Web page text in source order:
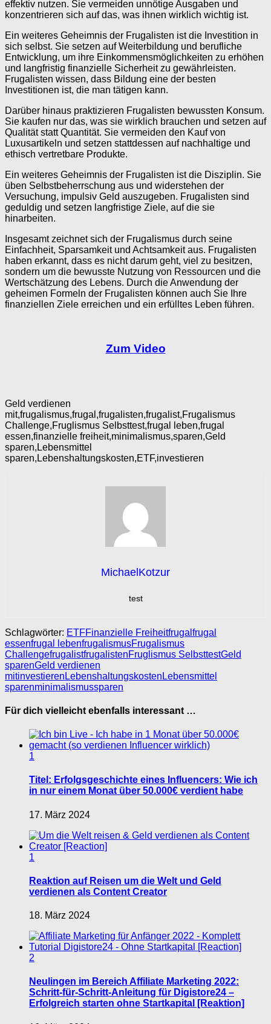
effektiv nutzen. Sie vermeiden unnötige Ausgaben und
konzentrieren sich auf das, was ihnen wirklich wichtig ist.
Ein weiteres Geheimnis der Frugalisten ist die Investition in
sich selbst. Sie setzen auf Weiterbildung und berufliche
Entwicklung, um ihre Einkommensmöglichkeiten zu erhöhen
und langfristig finanzielle Sicherheit zu gewährleisten.
Frugalisten wissen, dass Bildung eine der besten
Investitionen ist, die man tätigen kann.
Darüber hinaus praktizieren Frugalisten bewussten Konsum.
Sie kaufen nur das, was sie wirklich brauchen und setzen auf
Qualität statt Quantität. Sie vermeiden den Kauf von
Luxusartikeln und setzen stattdessen auf nachhaltige und
ethisch vertretbare Produkte.
Ein weiteres Geheimnis der Frugalisten ist die Disziplin. Sie
üben Selbstbeherrschung aus und widerstehen der
Versuchung, impulsiv Geld auszugeben. Frugalisten sind
geduldig und setzen langfristige Ziele, auf die sie
hinarbeiten.
Insgesamt zeichnet sich der Frugalismus durch seine
Einfachheit, Sparsamkeit und Achtsamkeit aus. Frugalisten
haben erkannt, dass es nicht darum geht, viel zu besitzen,
sondern um die bewusste Nutzung von Ressourcen und die
Wertschätzung des Lebens. Durch die Anwendung der
geheimen Formeln der Frugalisten können auch Sie Ihre
finanziellen Ziele erreichen und ein erfülltes Leben führen.
Zum Video
Geld verdienen
mit,frugalismus,frugal,frugalisten,frugalist,Frugalismus
Challenge,Fruglismus Selbsttest,frugal leben,frugal
essen,finanzielle freiheit,minimalismus,sparen,Geld
sparen,Lebensmittel
sparen,Lebenshaltungskosten,ETF,investieren
MichaelKotzur
test
Schlagwörter: ETFFinanzielle Freiheitfrugal frugal
essenfrugal lebenfrugalismusFrugalismus
ChallengefrugalistfrugalistenFruglismus SelbsttestGeld
sparenGeld verdienen
mitinvestieren Lebenshaltungskosten Lebensmittel
sparenminimalismussparen
Für dich vielleicht ebenfalls interessant …
1
Titel: Erfolgsgeschichte eines Influencers: Wie ich
in nur einem Monat über 50.000€ verdient habe
17. März 2024
1
Reaktion auf Reisen um die Welt und Geld
verdienen als Content Creator
18. März 2024
2
Neulingen im Bereich Affiliate Marketing 2022:
Schritt-für-Schritt-Anleitung für Digistore24 –
Erfolgreich starten ohne Startkapital [Reaktion]